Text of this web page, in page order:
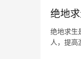
绝地
绝地求生
人，提高